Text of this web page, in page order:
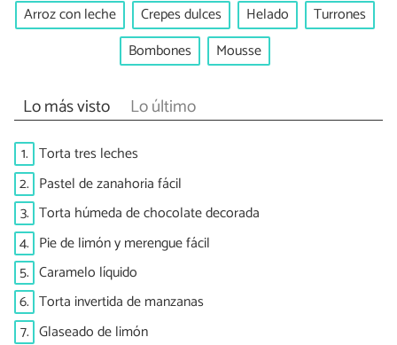
Arroz con leche Crepes dulces Helado
Turrones
Bombones
Mousse
Lo más visto Lo último
1. Torta tres leches
2. Pastel de zanahoria fácil
3. Torta húmeda de chocolate decorada
4. Pie de limón y merengue fácil
5. Caramelo líquido
6. Torta invertida de manzanas
7. Glaseado de limón